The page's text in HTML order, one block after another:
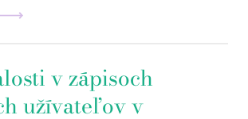
v zápisoch
užívateľov v